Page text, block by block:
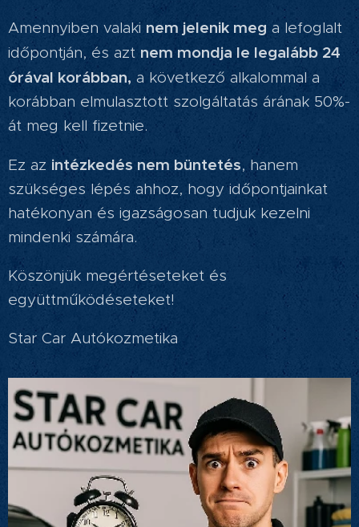
Amennyiben valaki nem jelenik meg a lefoglalt
időpontján, és azt nem mondja le legalább 24
órával korábban, a következő alkalommal a
korábban elmulasztott szolgáltatás árának 50%-
át meg kell fizetnie.
Ez az intézkedés nem büntetés, hanem
szükséges lépés ahhoz, hogy időpontjainkat
hatékonyan és igazságosan tudjuk kezelni
mindenki számára.
Köszönjük megértéseteket és
együttműködéseteket!
Star Car Autókozmetika